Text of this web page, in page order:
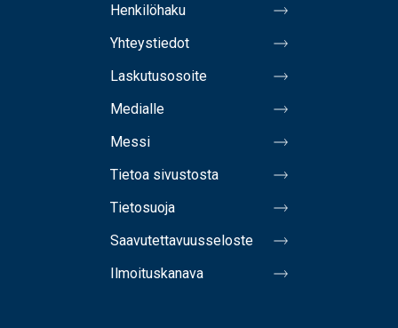
Henkilöhaku
Yhteystiedot
Laskutusosoite
Medialle
Messi
Tietoa sivustosta
Tietosuoja
Saavutettavuusseloste
Ilmoituskanava